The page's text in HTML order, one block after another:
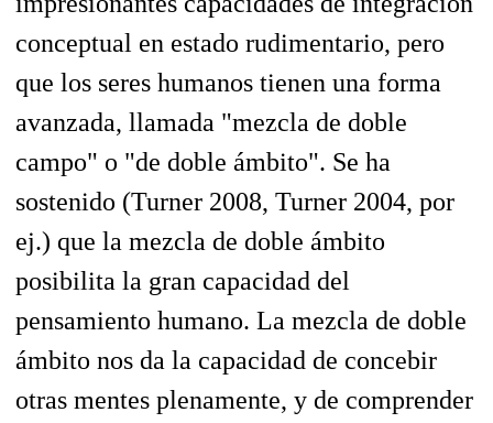
conceptual en estado rudimentario, pero
que los seres humanos tienen una forma
avanzada, llamada "mezcla de doble
campo" o "de doble ámbito". Se ha
sostenido (Turner 2008, Turner 2004, por
ej.) que la mezcla de doble ámbito
posibilita la gran capacidad del
pensamiento humano. La mezcla de doble
ámbito nos da la capacidad de concebir
otras mentes plenamente, y de comprender